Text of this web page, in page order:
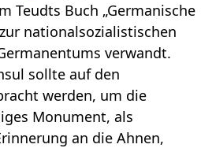
Teudts Buch „Germanische
nationalsozialistischen
verwandt.
sollte auf den
werden, um die
Monument, als
an die Ahnen,